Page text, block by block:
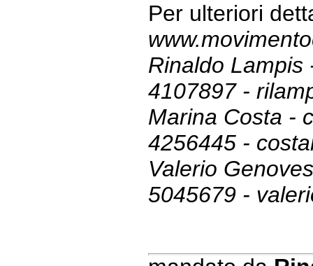
Per ulteriori
Rinaldo Lampis
4107897 -
Marina Costa -
4256445 -
Valerio
5045679 -